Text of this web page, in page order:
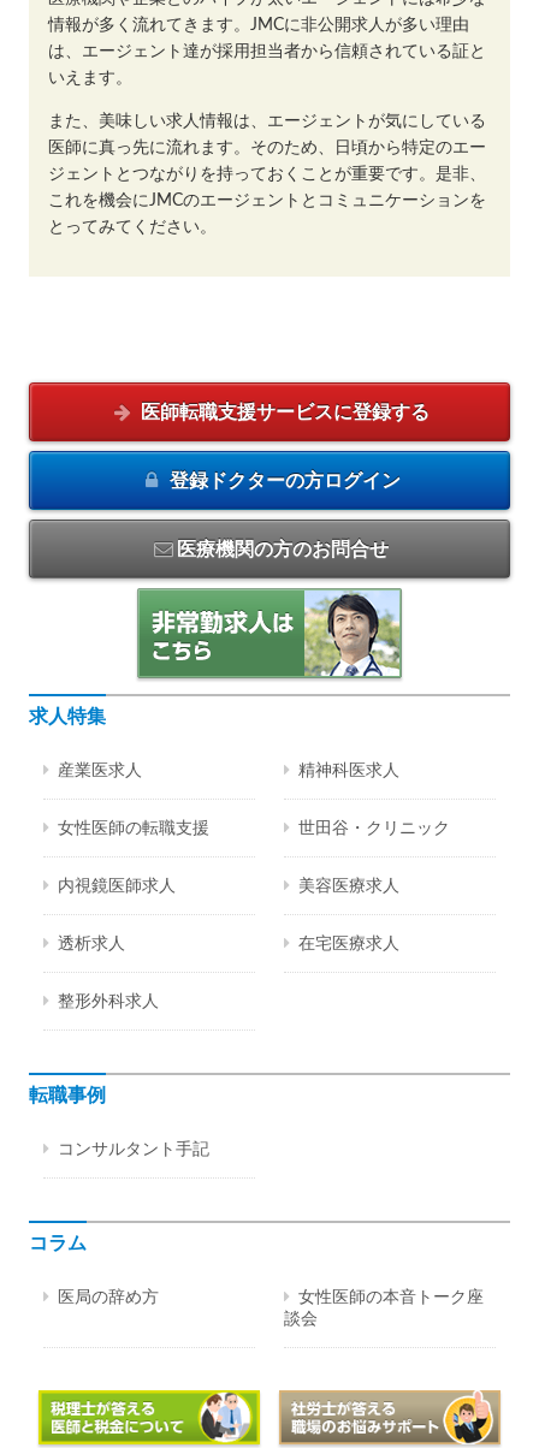
情報が多く流れてきます。JMCに非公開求人が多い理由
は、エージェント達が採用担当者から信頼されている証と
いえます。
また、美味しい求人情報は、エージェントが気にしている
医師に真っ先に流れます。そのため、日頃から特定のエー
ジェントとつながりを持っておくことが重要です。是非、
これを機会にJMCのエージェントとコミュニケーションを
とってみてください。
医師転職支援サービスに登録する
登録ドクターの方ログイン
医療機関の方のお問合せ
求人特集
産業医求人 精神科医求人
女性医師の転職支援 世田谷・クリニック
内視鏡医師求人 美容医療求人
透析求人 在宅医療求人
整形外科求人
転職事例
コンサルタント手記
コラム
医局の辞め方
女性医師の本音トーク座
談会